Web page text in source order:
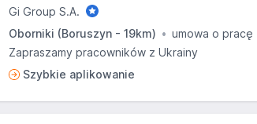
Gi Group S.A.
Oborniki (Boruszyn - 19km)
umowa o pracę
Zapraszamy pracowników z Ukrainy
Szybkie aplikowanie